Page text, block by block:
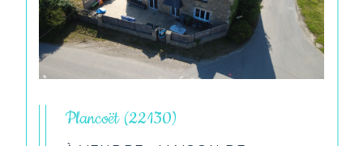
Plancoët (22130)